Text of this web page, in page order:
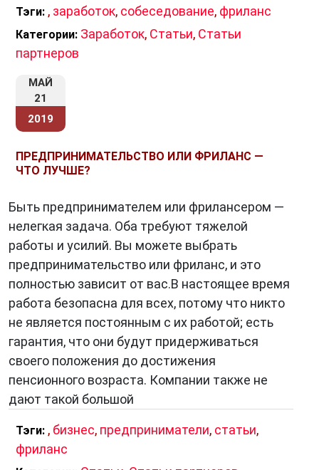
Тэги: , заработок, собеседование, фриланс
Категории: Заработок, Статьи, Статьи
партнеров
МАЙ
21
2019
ПРЕДПРИНИМАТЕЛЬСТВО ИЛИ ФРИЛАНС —
ЧТО ЛУЧШЕ?
Быть предпринимателем или фрилансером —
нелегкая задача. Оба требуют тяжелой
работы и усилий. Вы можете выбрать
предпринимательство или фриланс, и это
полностью зависит от вас.В настоящее время
работа безопасна для всех, потому что никто
не является постоянным с их работой; есть
гарантия, что они будут придерживаться
своего положения до достижения
пенсионного возраста. Компании также не
дают такой большой
Тэги: , бизнес, предприниматели, статьи,
фриланс